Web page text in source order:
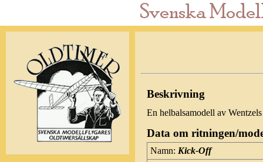
Beskrivning
En helbalsamodell av
Data om ritningen/
Namn: Kick-Off